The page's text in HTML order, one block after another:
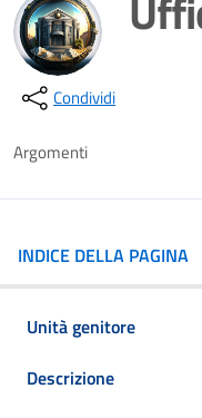
Condividi
Argomenti
INDICE DELLA PAGINA
Unità genitore
Descrizione